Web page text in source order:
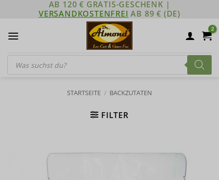
AB 120 € GRATIS-GESCHENK |
VERSANDKOSTENFREI AB 89 € (DE)
Products
search
STARTSEITE / BACKZUTATEN
FILTER